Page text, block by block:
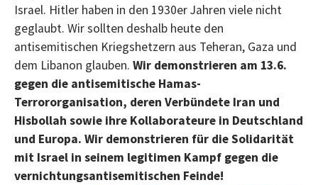
Israel. Hitler haben in den 1930er Jahren viele nicht
geglaubt. Wir sollten deshalb heute den
antisemitischen Kriegshetzern aus Teheran, Gaza und
dem Libanon glauben. Wir demonstrieren am 13.6.
gegen die antisemitische Hamas-
Terrororganisation, deren Verbündete Iran und
Hisbollah sowie ihre Kollaborateure in Deutschland
und Europa. Wir demonstrieren für die Solidarität
mit Israel in seinem legitimen Kampf gegen die
vernichtungsantisemitischen Feinde!